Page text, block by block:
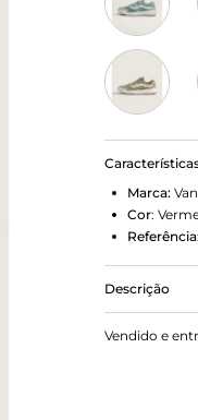
Marca:
Cor:
Referência:
Descrição
Sempre
Vendido e